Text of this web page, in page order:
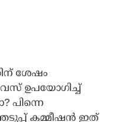
ശേഷം
ഉപയോഗിച്ച്
പിന്നെ
കമ്മീഷന്‍ ഇത്